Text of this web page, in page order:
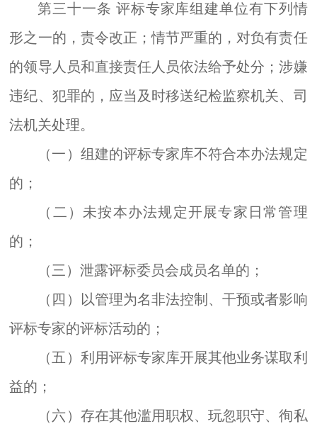
第三十一条 评标专家库组建单位有下列情
形之一的，责令改正；情节严重的，对负有责任
的领导人员和直接责任人员依法给予处分；涉嫌
违纪、犯罪的，应当及时移送纪检监察机关、司
法机关处理。
（一）组建的评标专家库不符合本办法规定
的；
（二）未按本办法规定开展专家日常管理
的；
（三）泄露评标委员会成员名单的；
（四）以管理为名非法控制、干预或者影响
评标专家的评标活动的；
（五）利用评标专家库开展其他业务谋取利
益的 ；
（六）存在其他滥用职权、玩忽职守、徇私